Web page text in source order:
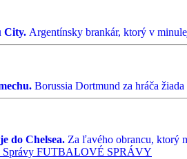
City. Argentínsky brankár, ktorý v
Borussia Dortmund za hráča
do Chelsea. Za ľavého obrancu, ktorý
FUTBALOVÉ SPRÁVY